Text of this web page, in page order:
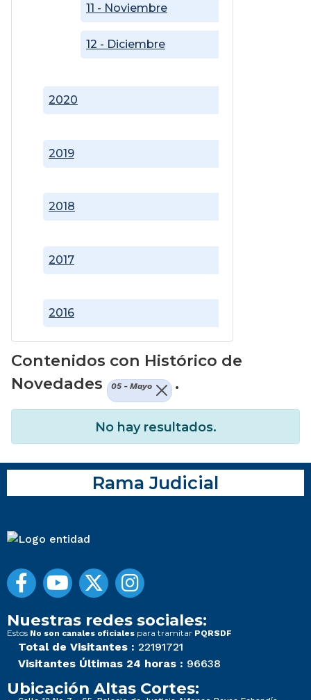
2016
2017
2018
2019
2020
11 - Noviembre
12 - Diciembre
Contenidos con Histórico de
Novedades
05 - Mayo .
No hay resultados.
Rama Judicial
Nuestras redes sociales:
Estos No son canales oficiales para tramitar PQRSDF
Total de Visitantes : 22191721
Visitantes Últimas 24 horas : 96638
Ubicación Altas Cortes: